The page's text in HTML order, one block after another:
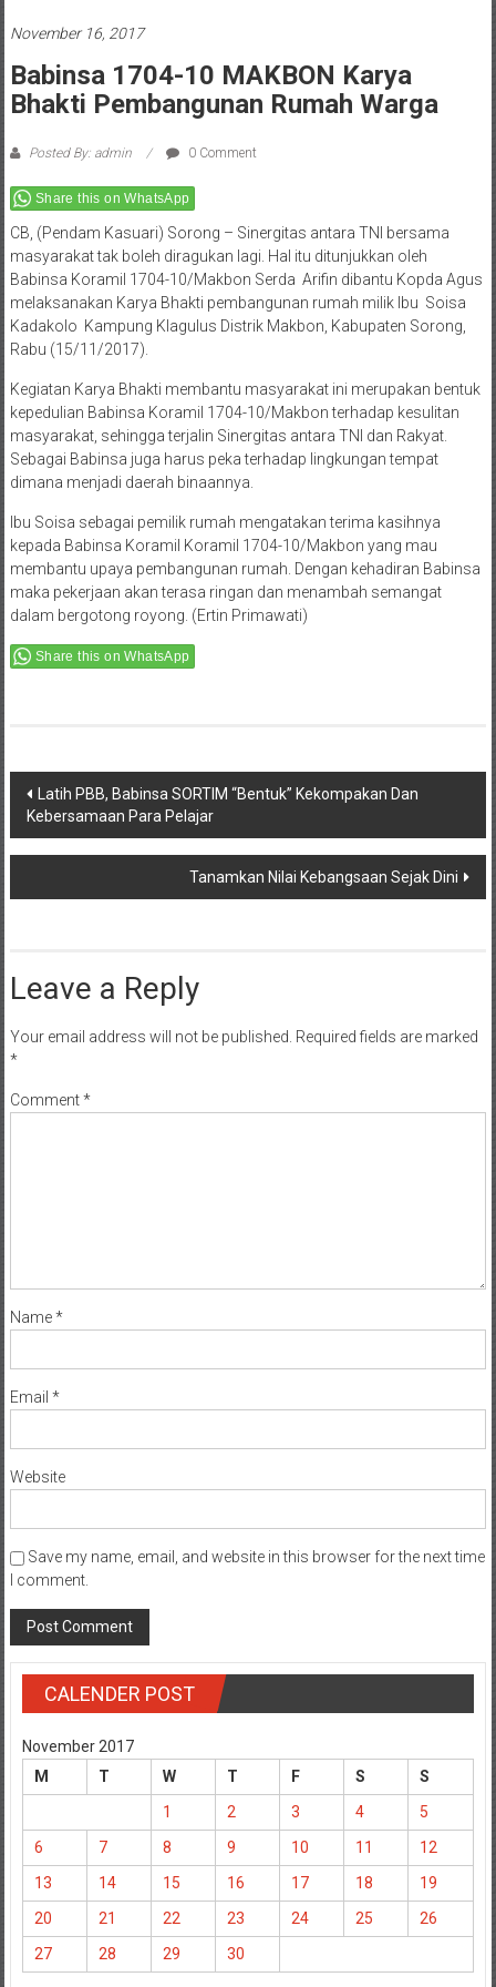
November 16, 2017
Babinsa 1704-10 MAKBON Karya
Bhakti Pembangunan Rumah Warga
Posted By: admin 0 Comment
Share this on WhatsApp
CB, (Pendam Kasuari) Sorong – Sinergitas antara TNI bersama
masyarakat tak boleh diragukan lagi. Hal itu ditunjukkan oleh
Babinsa Koramil 1704-10/Makbon Serda Arifin dibantu Kopda Agus
melaksanakan Karya Bhakti pembangunan rumah milik Ibu Soisa
Kadakolo Kampung Klagulus Distrik Makbon, Kabupaten Sorong,
Rabu (15/11/2017).
Kegiatan Karya Bhakti membantu masyarakat ini merupakan bentuk
kepedulian Babinsa Koramil 1704-10/Makbon terhadap kesulitan
masyarakat, sehingga terjalin Sinergitas antara TNI dan Rakyat.
Sebagai Babinsa juga harus peka terhadap lingkungan tempat
dimana menjadi daerah binaannya.
Ibu Soisa sebagai pemilik rumah mengatakan terima kasihnya
kepada Babinsa Koramil Koramil 1704-10/Makbon yang mau
membantu upaya pembangunan rumah. Dengan kehadiran Babinsa
maka pekerjaan akan terasa ringan dan menambah semangat
dalam bergotong royong. (Ertin Primawati)
Share this on WhatsApp
Post
navigation
Latih PBB, Babinsa SORTIM “Bentuk” Kekompakan Dan
Kebersamaan Para Pelajar
Tanamkan Nilai Kebangsaan Sejak Dini
Leave a Reply
Your email address will not be published. Required fields are marked
*
Comment*
Name*
Email *
Website
Save my name, email, and website in this browser for the next time
I comment.
CALENDER POST
November 2017
M
T W T F S
S
1
2 3 4
5
6
7 8 9 10 11
12
13
14 15 16 17 18
19
20
21 22 23 24 25
26
27
28 29 30